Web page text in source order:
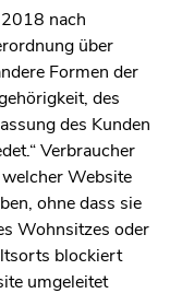
nach
über
Formen der
des
des Kunden
Verbraucher
Website
ohne dass sie
Wohnsitzes oder
blockiert
umgeleitet